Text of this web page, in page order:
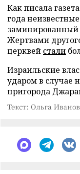
Как писала
года
заминированный
Жертвами
церквей стали
Израильские
ударом в случае
пригорода
Текст: Ольга